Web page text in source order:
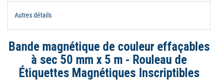
Autres détails
Bande magnétique de couleur effaçables
à sec 50 mm x 5 m - Rouleau de
Étiquettes Magnétiques Inscriptibles